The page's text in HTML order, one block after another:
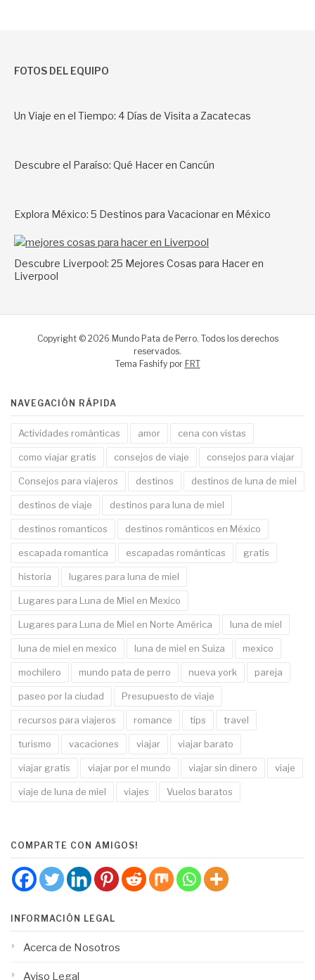
FOTOS DEL EQUIPO
Un Viaje en el Tiempo: 4 Días de Visita a Zacatecas
Descubre el Paraíso: Qué Hacer en Cancún
Explora México: 5 Destinos para Vacacionar en México
Descubre Liverpool: 25 Mejores Cosas para Hacer en
Liverpool
Copyright © 2026 Mundo Pata de Perro. Todos los derechos
reservados.
Tema Fashify por FRT
NAVEGACIÓN RÁPIDA
Actividades románticas amor cena con vistas
como viajar gratis consejos de viaje consejos para viajar
Consejos para viajeros destinos destinos de luna de miel
destinos de viaje destinos para luna de miel
destinos romanticos destinos románticos en México
escapada romantica escapadas románticas gratis
historia lugares para luna de miel
Lugares para Luna de Miel en Mexico
Lugares para Luna de Miel en Norte América luna de miel
luna de miel en mexico luna de miel en Suiza mexico
mochilero mundo pata de perro nueva york pareja
paseo por la ciudad Presupuesto de viaje
recursos para viajeros romance tips travel
turismo vacaciones viajar viajar barato
viajar gratis viajar por el mundo viajar sin dinero viaje
viaje de luna de miel viajes Vuelos baratos
COMPARTE CON AMIGOS!
INFORMACIÓN LEGAL
Acerca de Nosotros
Aviso Legal